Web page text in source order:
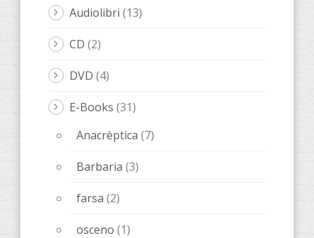
Audiolibri (13)
CD (2)
DVD (4)
E-Books (31)
Anacrèptica (7)
Barbaria (3)
farsa (2)
osceno (1)